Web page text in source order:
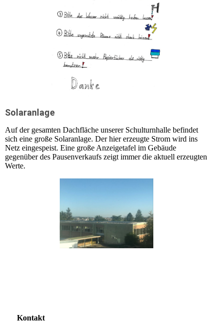
Solaranlage
Auf der gesamten Dachfläche unserer Schulturnhalle befindet
sich eine große Solaranlage. Der hier erzeugte Strom wird ins
Netz eingespeist. Eine große Anzeigetafel im Gebäude
gegenüber des Pausenverkaufs zeigt immer die aktuell erzeugten
Werte.
Kontakt